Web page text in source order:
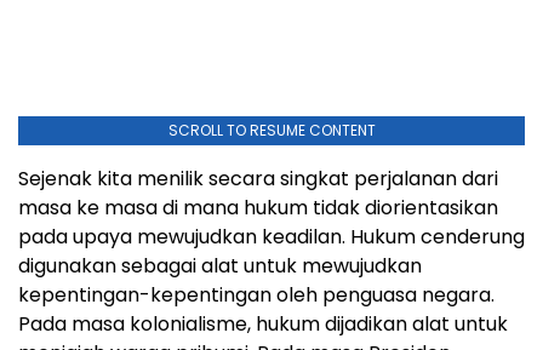
SCROLL TO RESUME CONTENT
Sejenak kita menilik secara singkat perjalanan dari
masa ke masa di mana hukum tidak diorientasikan
pada upaya mewujudkan keadilan. Hukum cenderung
digunakan sebagai alat untuk mewujudkan
kepentingan-kepentingan oleh penguasa negara.
Pada masa kolonialisme, hukum dijadikan alat untuk